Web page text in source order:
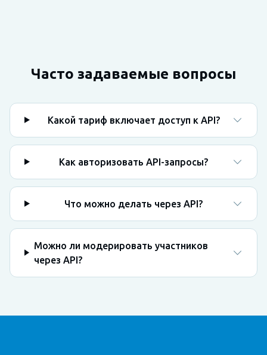
Часто задаваемые вопросы
Какой тариф включает доступ к API?
Как авторизовать API-запросы?
Что можно делать через API?
Можно ли модерировать участников
через API?